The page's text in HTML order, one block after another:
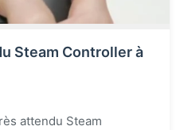
Steam Controller à
attendu Steam